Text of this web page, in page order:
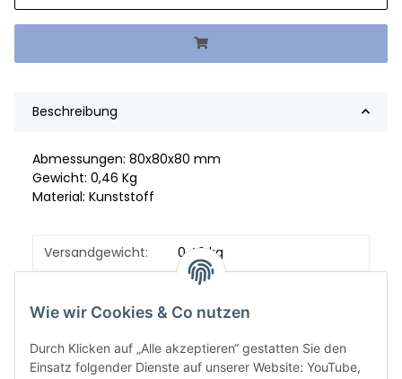
Beschreibung
Abmessungen: 80x80x80 mm
Gewicht: 0,46 Kg
Material: Kunststoff
Versandgewicht:
0,46 kg
0,46 kg
Wie wir Cookies & Co nutzen
Durch Klicken auf „Alle akzeptieren“ gestatten Sie den
Einsatz folgender Dienste auf unserer Website: YouTube,